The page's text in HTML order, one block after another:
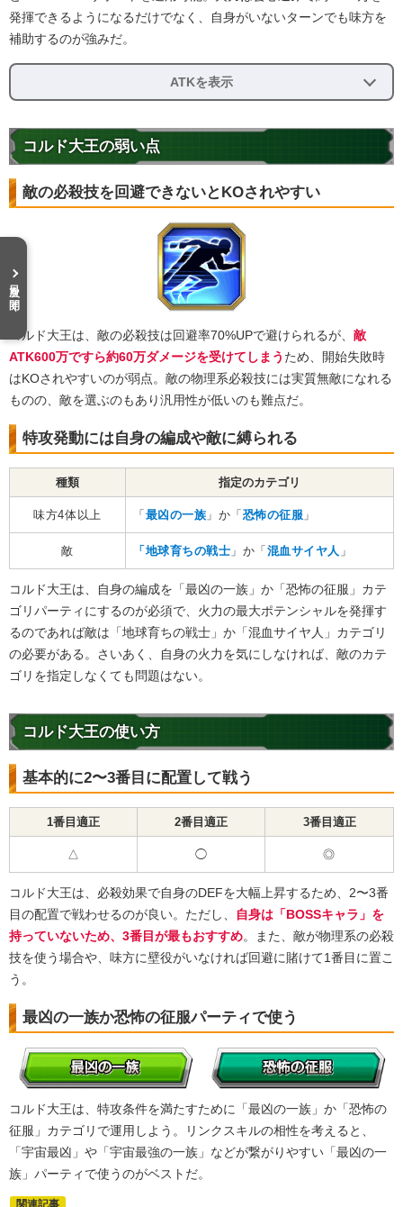
発揮できるようになるだけでなく、自身がいないターンでも味方を
補助するのが強みだ。
ATKを表示
コルド大王の弱い点
敵の必殺技を回避できないとKOされやすい
コルド大王は、敵の必殺技は回避率70%UPで避けられるが、 敵
ATK600万ですら約60万ダメージを受けてしまう ため、開始失敗時
はKOされやすいのが弱点。敵の物理系必殺技には実質無敵になれる
ものの、敵を選ぶのもあり汎用性が低いのも難点だ。
特攻発動には自身の編成や敵に縛られる
種類 指定のカテゴリ
味方4体以上 「最凶の一族 」か「恐怖の征服 」
敵 「地球育ちの戦士 」か「混血サイヤ人 」
コルド大王は、自身の編成を「最凶の一族」か「恐怖の征服」カテ
ゴリパーティにするのが必須で、火力の最大ポテンシャルを発揮す
るのであれば敵は「地球育ちの戦士」か「混血サイヤ人」カテゴリ
の必要がある。さいあく、自身の火力を気にしなければ、敵のカテ
ゴリを指定しなくても問題はない。
コルド大王の使い方
基本的に2〜3番目に配置して戦う
1番目適正 2番目適正 3番目適正
△ ◯ ◎
コルド大王は、必殺効果で自身のDEFを大幅上昇するため、2〜3番
目の配置で戦わせるのが良い。ただし、
自身は「BOSSキャラ」を
持っていないため、3番目が最もおすすめ。また、敵が物理系の必殺
技を使う場合や、味方に壁役がいなければ回避に賭けて1番目に置こ
う。
最凶の一族か恐怖の征服パーティで使う
コルド大王は、特攻条件を満たすために「最凶の一族」か「恐怖の
征服」カテゴリで運用しよう。リンクスキルの相性を考えると、
「宇宙最凶」や「宇宙最強の一族」などが繋がりやすい「最凶の一
族」パーティで使うのがベストだ。
目次を開く